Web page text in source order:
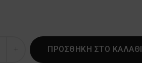
ΠΡΟΣΘΗΚΗ ΣΤΟ ΚΑΛΑΘΙ